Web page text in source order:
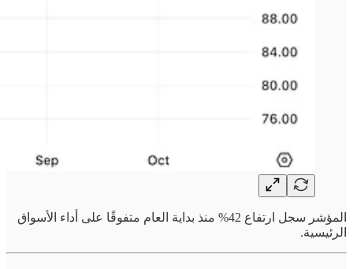
المؤشر سجل ارتفاع 42% منذ بداية العام متفوقًا على أداء الأسواق
الرئيسية.